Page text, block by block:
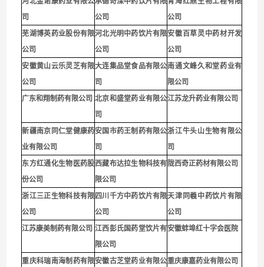
司
公司
公司
芜湖博英药业股份有限
公司
河北光明中药饮片有限
公司
安徽百草灵中药材开发
公司
安徽黄山云乐灵芝有限
公司
大连集品堂食品有限公
司
南通文峰久和堂药业有
限公司
广东和翔制药有限公司 北京和盛堂药业有限公
司
江苏龙升药业有限公司
新疆南京同仁堂健康药
业有限公司
安国市药王制药有限公
司
浙江牛头山生物有限公
司
东方红通化生物医药股
份公司
西藏布达拉生物科技有
限公司
陇西奇正药材有限公司
浙江三正生物科技有限
公司
四川千方中药饮片有限
公司
天津同羲中药饮片有限
公司
江苏康美制药有限公司 江西彭氏国药堂饮片有
限公司
安徽蚌埠红十字会医院
重庆科瑞南海制药有限安徽古芝堂药业有限公重庆康嘉药业有限公司